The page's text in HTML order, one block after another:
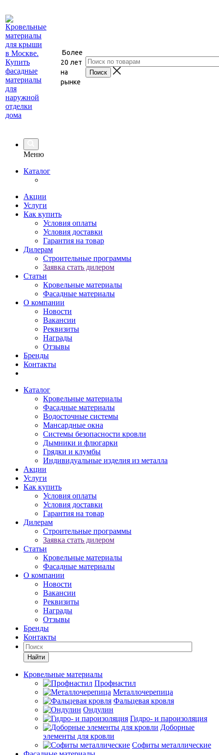
Более
20 лет
на
рынке
Меню
Каталог
Акции
Услуги
Как купить
Условия оплаты
Условия доставки
Гарантия на товар
Дилерам
Строительные программы
Заявка стать дилером
Статьи
Кровельные материалы
Фасадные материалы
О компании
Новости
Вакансии
Реквизиты
Награды
Отзывы
Бренды
Контакты
Каталог
Кровельные материалы
Фасадные материалы
Водосточные системы
Мансардные окна
Системы безопасности кровли
Дымники и флюгарки
Грядки и клумбы
Индивидуальные изделия из металла
Акции
Услуги
Как купить
Условия оплаты
Условия доставки
Гарантия на товар
Дилерам
Строительные программы
Заявка стать дилером
Статьи
Кровельные материалы
Фасадные материалы
О компании
Новости
Вакансии
Реквизиты
Награды
Отзывы
Бренды
Контакты
Найти
Кровельные материалы
Профнастил
Металлочерепица
Фальцевая кровля
Ондулин
Гидро- и пароизоляция
Доборные
элементы для кровли
Софиты металлические